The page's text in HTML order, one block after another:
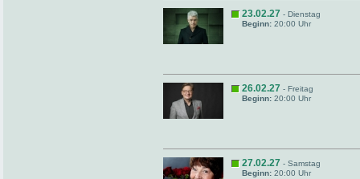
23.02.27 - Dienstag
Beginn: 20:00 Uhr
26.02.27 - Freitag
Beginn: 20:00 Uhr
27.02.27 - Samstag
Beginn: 20:00 Uhr